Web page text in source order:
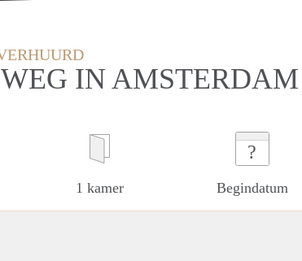
IN AMSTERDAM
1 kamer
?
Begindatum